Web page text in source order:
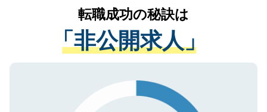
は、個人情報の取り扱いについての厳密な
管理基準を満たした事業者のみに付与され
る、プライバシーマークを取得済みです。
で、機密保持に関してもご安心ください。
かがいして、現在の医療機関の状況や紹介
経験をまじえながら、適切なアドバイスを
させていただきます。すぐにご転職をされ
ない方には、長期的なサポートが可能です
ので、まずはご登録ください。
転職成功の秘訣は
「非公開求人」